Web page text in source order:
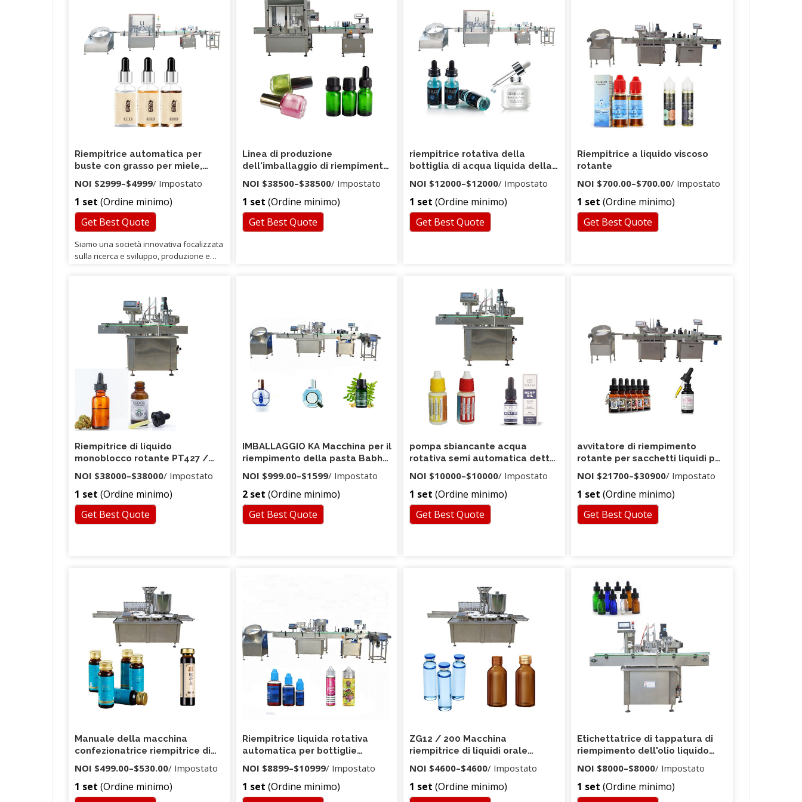
mail, telefono.
Riempitrice automatica per
buste con grasso per miele,
marmellata, salsa di pomodoro,
marmellata di plastica
NOI $2999–$4999/ Impostato
1 set (Ordine minimo)
Get Best Quote
Siamo una società innovativa focalizzata
sulla ricerca e sviluppo, produzione e
clienti. E stiamo facendo del nostro
meglio per essere i primi nel nostro
campo di pompe peristaltiche.
Linea di produzione
dell'imballaggio di riempimento
della macchina di rifornimento
cosmetica liquida automatica
della lozione crema rotatoria
NOI $38500–$38500/ Impostato
1 set (Ordine minimo)
Get Best Quote
riempitrice rotativa della
bottiglia di acqua liquida della
macchina imballatrice
NOI $12000–$12000/ Impostato
1 set (Ordine minimo)
Get Best Quote
Riempitrice a liquido viscoso
rotante
NOI $700.00–$700.00/ Impostato
1 set (Ordine minimo)
Get Best Quote
Riempitrice di liquido
monoblocco rotante PT427 /
riempitrice di liquido rotante
NOI $38000–$38000/ Impostato
1 set (Ordine minimo)
Get Best Quote
IMBALLAGGIO KA Macchina per il
riempimento della pasta Babha
Ghanoush Premade con busta
premata
NOI $999.00–$1599/ Impostato
2 set (Ordine minimo)
Get Best Quote
pompa sbiancante acqua
rotativa semi automatica dettol
liquido antisettico riempitrice
anticorrosiva di candeggina per
candeggina densa
NOI $10000–$10000/ Impostato
1 set (Ordine minimo)
Get Best Quote
avvitatore di riempimento
rotante per sacchetti liquidi per
lavaggio a mano
NOI $21700–$30900/ Impostato
1 set (Ordine minimo)
Get Best Quote
Manuale della macchina
confezionatrice riempitrice di
liquidi a rotazione
NOI $499.00–$530.00/ Impostato
1 set (Ordine minimo)
Riempitrice liquida rotativa
automatica per bottiglie
d'acqua per animali domestici
NOI $8899–$10999/ Impostato
1 set (Ordine minimo)
ZG12 / 200 Macchina
riempitrice di liquidi orale
rotativa
NOI $4600–$4600/ Impostato
1 set (Ordine minimo)
Etichettatrice di tappatura di
riempimento dell'olio liquido
della polvere rotatoria
dell'acciaio inossidabile di
migliori prezzi
NOI $8000–$8000/ Impostato
1 set (Ordine minimo)